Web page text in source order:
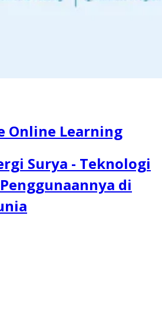
Online Learning
Surya - Teknologi
di